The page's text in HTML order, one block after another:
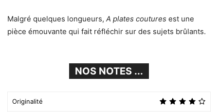
Malgré quelques longueurs, A plates coutures est une
pièce émouvante qui fait réfléchir sur des sujets brûlants.
NOS NOTES ...
Originalité